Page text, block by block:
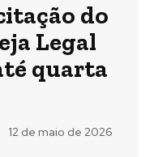
do
Legal
quarta
12 de maio de 2026